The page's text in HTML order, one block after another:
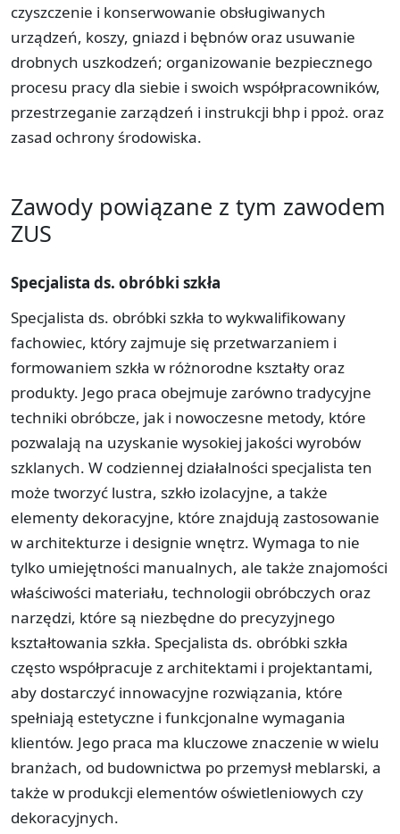
czyszczenie i konserwowanie obsługiwanych
urządzeń, koszy, gniazd i bębnów oraz usuwanie
drobnych uszkodzeń; organizowanie bezpiecznego
procesu pracy dla siebie i swoich współpracowników,
przestrzeganie zarządzeń i instrukcji bhp i ppoż. oraz
zasad ochrony środowiska.
Zawody powiązane z tym zawodem
ZUS
Specjalista ds. obróbki szkła
Specjalista ds. obróbki szkła to wykwalifikowany
fachowiec, który zajmuje się przetwarzaniem i
formowaniem szkła w różnorodne kształty oraz
produkty. Jego praca obejmuje zarówno tradycyjne
techniki obróbcze, jak i nowoczesne metody, które
pozwalają na uzyskanie wysokiej jakości wyrobów
szklanych. W codziennej działalności specjalista ten
może tworzyć lustra, szkło izolacyjne, a także
elementy dekoracyjne, które znajdują zastosowanie
w architekturze i designie wnętrz. Wymaga to nie
tylko umiejętności manualnych, ale także znajomości
właściwości materiału, technologii obróbczych oraz
narzędzi, które są niezbędne do precyzyjnego
kształtowania szkła. Specjalista ds. obróbki szkła
często współpracuje z architektami i projektantami,
aby dostarczyć innowacyjne rozwiązania, które
spełniają estetyczne i funkcjonalne wymagania
klientów. Jego praca ma kluczowe znaczenie w wielu
branżach, od budownictwa po przemysł meblarski, a
także w produkcji elementów oświetleniowych czy
dekoracyjnych.